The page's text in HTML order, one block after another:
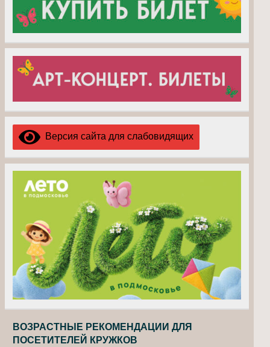
Версия сайта для слабовидящих
ВОЗРАСТНЫЕ РЕКОМЕНДАЦИИ ДЛЯ
ПОСЕТИТЕЛЕЙ КРУЖКОВ